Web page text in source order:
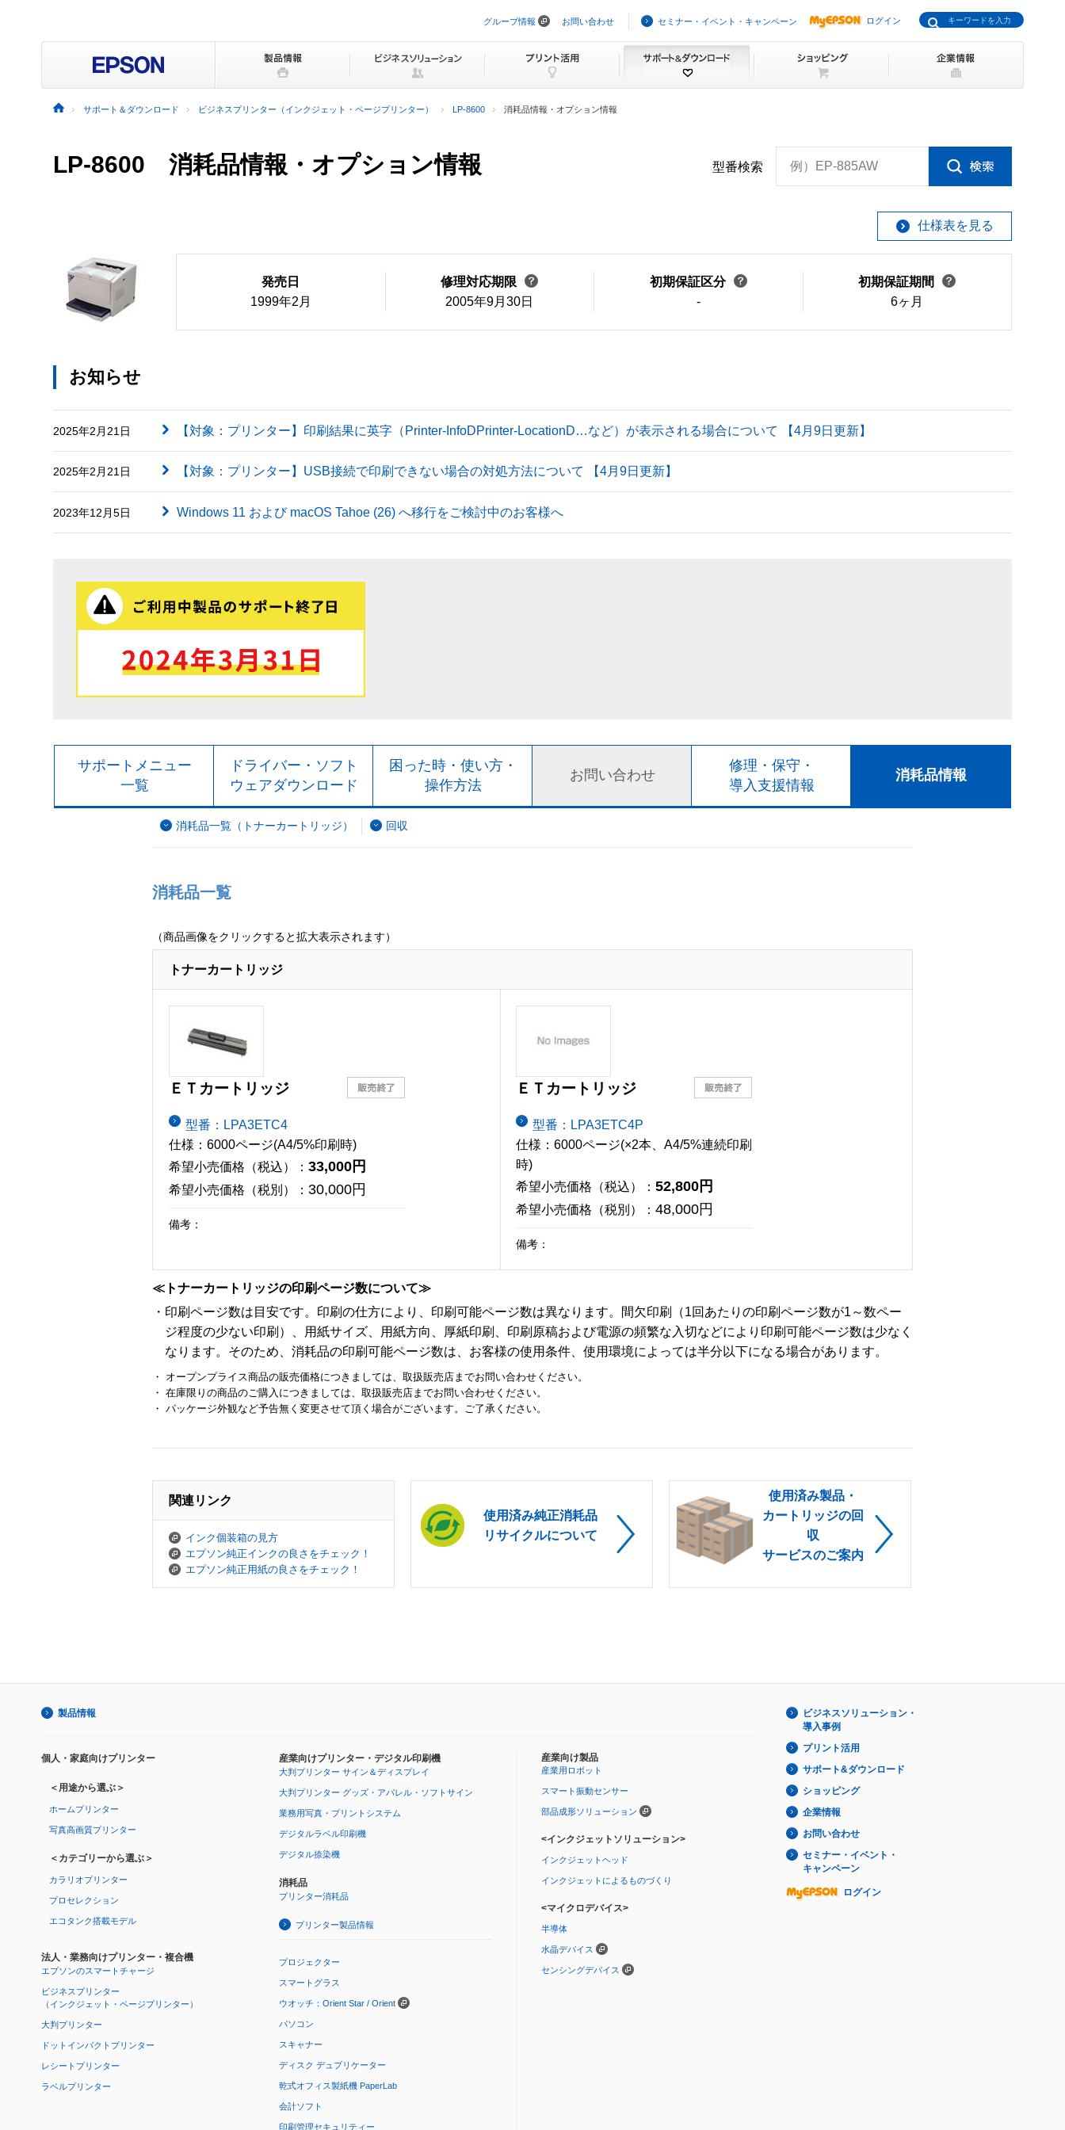
ビ
ョ
ッ
プ
グループ情報 お問い合わせ セミナー・イベント・キャンペーン ログイン
サポート＆ダウンロード ビジネスプリンター（インクジェット・ページプリンター） LP-8600 消耗品情報・オプション情報
LP-8600 消耗品情報・オプション情報 型番検索 例）EP-885AW
仕様表を見る
発売日
1999年2月
修理対応期限
2005年9月30日
初期保証区分
-
初期保証期間
6ヶ月
お知らせ
2025年2月21日 【対象：プリンター】印刷結果に英字（Printer-InfoDPrinter-LocationD…など）が表示される場合について 【4月9日更新】
2025年2月21日 【対象：プリンター】USB接続で印刷できない場合の対処方法について 【4月9日更新】
2023年12月5日 Windows 11 および macOS Tahoe (26) へ移行をご検討中のお客様へ
サポートメニュー
一覧
ドライバー・ソフト
ウェアダウンロード
困った時・使い方・
操作方法
お問い合わせ
修理・保守・
導入支援情報
消耗品情報
消耗品一覧（トナーカートリッジ） 回収
消耗品一覧
（商品画像をクリックすると拡大表示されます）
トナーカートリッジ
ＥＴカートリッジ
型番：LPA3ETC4
仕様：6000ページ(A4/5%印刷時)
希望小売価格（税込）： 33,000円
希望小売価格（税別）： 30,000円
備考：
ＥＴカートリッジ
型番：LPA3ETC4P
仕様：6000ページ(×2本、A4/5%連続印刷
時)
希望小売価格（税込）： 52,800円
希望小売価格（税別）： 48,000円
備考：
≪トナーカートリッジの印刷ページ数について≫
・印刷ページ数は目安です。印刷の仕方により、印刷可能ページ数は異なります。間欠印刷（1回あたりの印刷ページ数が1～数ペー
ジ程度の少ない印刷）、用紙サイズ、用紙方向、厚紙印刷、印刷原稿および電源の頻繁な入切などにより印刷可能ページ数は少なく
なります。そのため、消耗品の印刷可能ページ数は、お客様の使用条件、使用環境によっては半分以下になる場合があります。
・ オープンプライス商品の販売価格につきましては、取扱販売店までお問い合わせください。
・ 在庫限りの商品のご購入につきましては、取扱販売店までお問い合わせください。
・ パッケージ外観など予告無く変更させて頂く場合がございます。ご了承ください。
関連リンク
インク個装箱の見方
エプソン純正インクの良さをチェック！
エプソン純正用紙の良さをチェック！
使用済み純正消耗品
リサイクルについて
使用済み製品・
カートリッジの回
収
サービスのご案内
製品情報
個人・家庭向けプリンター
＜用途から選ぶ＞
ホームプリンター
写真高画質プリンター
＜カテゴリーから選ぶ＞
カラリオプリンター
プロセレクション
エコタンク搭載モデル
法人・業務向けプリンター・複合機
エプソンのスマートチャージ
ビジネスプリンター
（インクジェット・ページプリンター）
大判プリンター
ドットインパクトプリンター
レシートプリンター
ラベルプリンター
産業向けプリンター・デジタル印刷機
大判プリンター サイン＆ディスプレイ
大判プリンター グッズ・アパレル・ソフトサイン
業務用写真・プリントシステム
デジタルラベル印刷機
デジタル捺染機
消耗品
プリンター消耗品
プリンター製品情報
プロジェクター
スマートグラス
ウオッチ：Orient Star / Orient
パソコン
スキャナー
ディスク デュプリケーター
乾式オフィス製紙機 PaperLab
会計ソフト
印刷管理セキュリティー
産業向け製品
産業用ロボット
スマート振動センサー
部品成形ソリューション
<インクジェットソリューション>
インクジェットヘッド
インクジェットによるものづくり
<マイクロデバイス>
半導体
水晶デバイス
センシングデバイス
ビジネスソリューション・
導入事例
プリント活用
サポート&ダウンロード
ショッピング
企業情報
お問い合わせ
セミナー・イベント・
キャンペーン
ログイン